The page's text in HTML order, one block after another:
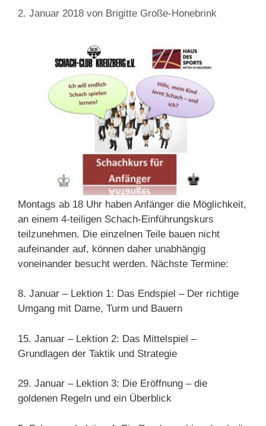
2. Januar 2018 von Brigitte Große-Honebrink
Montags ab 18 Uhr haben Anfänger die Möglichkeit,
an einem 4-teiligen Schach-Einführungskurs
teilzunehmen. Die einzelnen Teile bauen nicht
aufeinander auf, können daher unabhängig
voneinander besucht werden. Nächste Termine:
8. Januar – Lektion 1: Das Endspiel – Der richtige
Umgang mit Dame, Turm und Bauern
15. Januar – Lektion 2: Das Mittelspiel –
Grundlagen der Taktik und Strategie
29. Januar – Lektion 3: Die Eröffnung – die
goldenen Regeln und ein Überblick